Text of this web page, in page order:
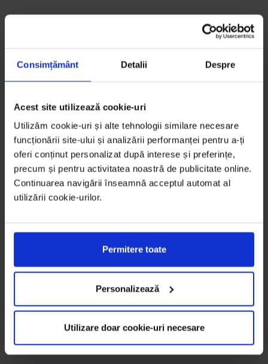
Consimțământ Detalii Despre
Acest site utilizează cookie-uri
Utilizăm cookie-uri și alte tehnologii similare necesare
funcționării site-ului și analizării performanței pentru a-ți
oferi conținut personalizat după interese și preferințe,
precum și pentru activitatea noastră de publicitate online.
Continuarea navigării înseamnă acceptul automat al
utilizării cookie-urilor.
Permitere toate
Personalizează
Utilizare doar cookie-uri necesare